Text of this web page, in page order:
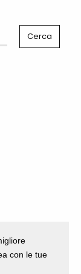
con le tue